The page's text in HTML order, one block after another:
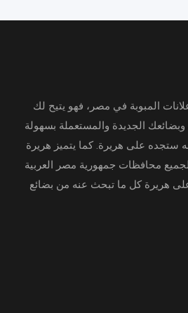
المبوبة في مصر، فهو يتيح لك
الجديدة والمستعملة بسهولة
ستجده على هريرة. كما يتميز هريرة
محافظات جمهورية مصر العربية
هريرة كل ما تبحث عنه من بضائع